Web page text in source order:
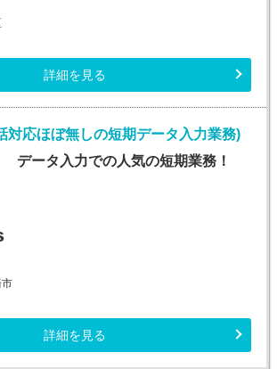
詳細を見る
対応ほぼ無しの短期データ入力業務)
データ入力での人気の短期業務！
詳細を見る